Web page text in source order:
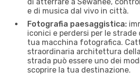
e di musica dal vivo in città.
Fotografia paesaggistica:
iconici e perdersi per le
tua macchina fotografica.
straordinaria architettura
strada può essere uno dei
scoprire la tua destinazione.